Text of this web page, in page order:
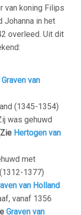
van koning Filips
Johanna in het
overleed. Uit dit
Graven van
(1345-1354)
was gehuwd
Hertogen van
met
1377)
van Holland
vanaf 1356
Graven van